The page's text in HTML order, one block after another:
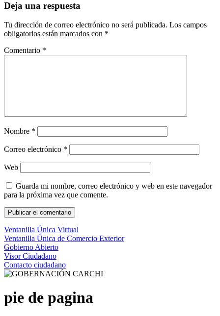
Deja una respuesta
Tu dirección de correo electrónico no será publicada. Los campos
obligatorios están marcados con *
Comentario *
Nombre *
Correo electrónico *
Web
Guarda mi nombre, correo electrónico y web en este navegador
para la próxima vez que comente.
Ventanilla Única Virtual
Ventanilla Única de Comercio Exterior
Gobierno Abierto
Visor Ciudadano
Contacto ciudadano
pie de pagina